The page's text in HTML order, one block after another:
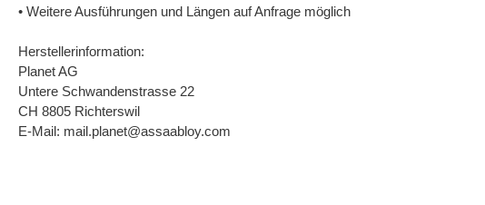
• Weitere Ausführungen und Längen auf Anfrage möglich
Herstellerinformation:
Planet AG
Untere Schwandenstrasse 22
CH 8805 Richterswil
E-Mail: mail.planet@assaabloy.com